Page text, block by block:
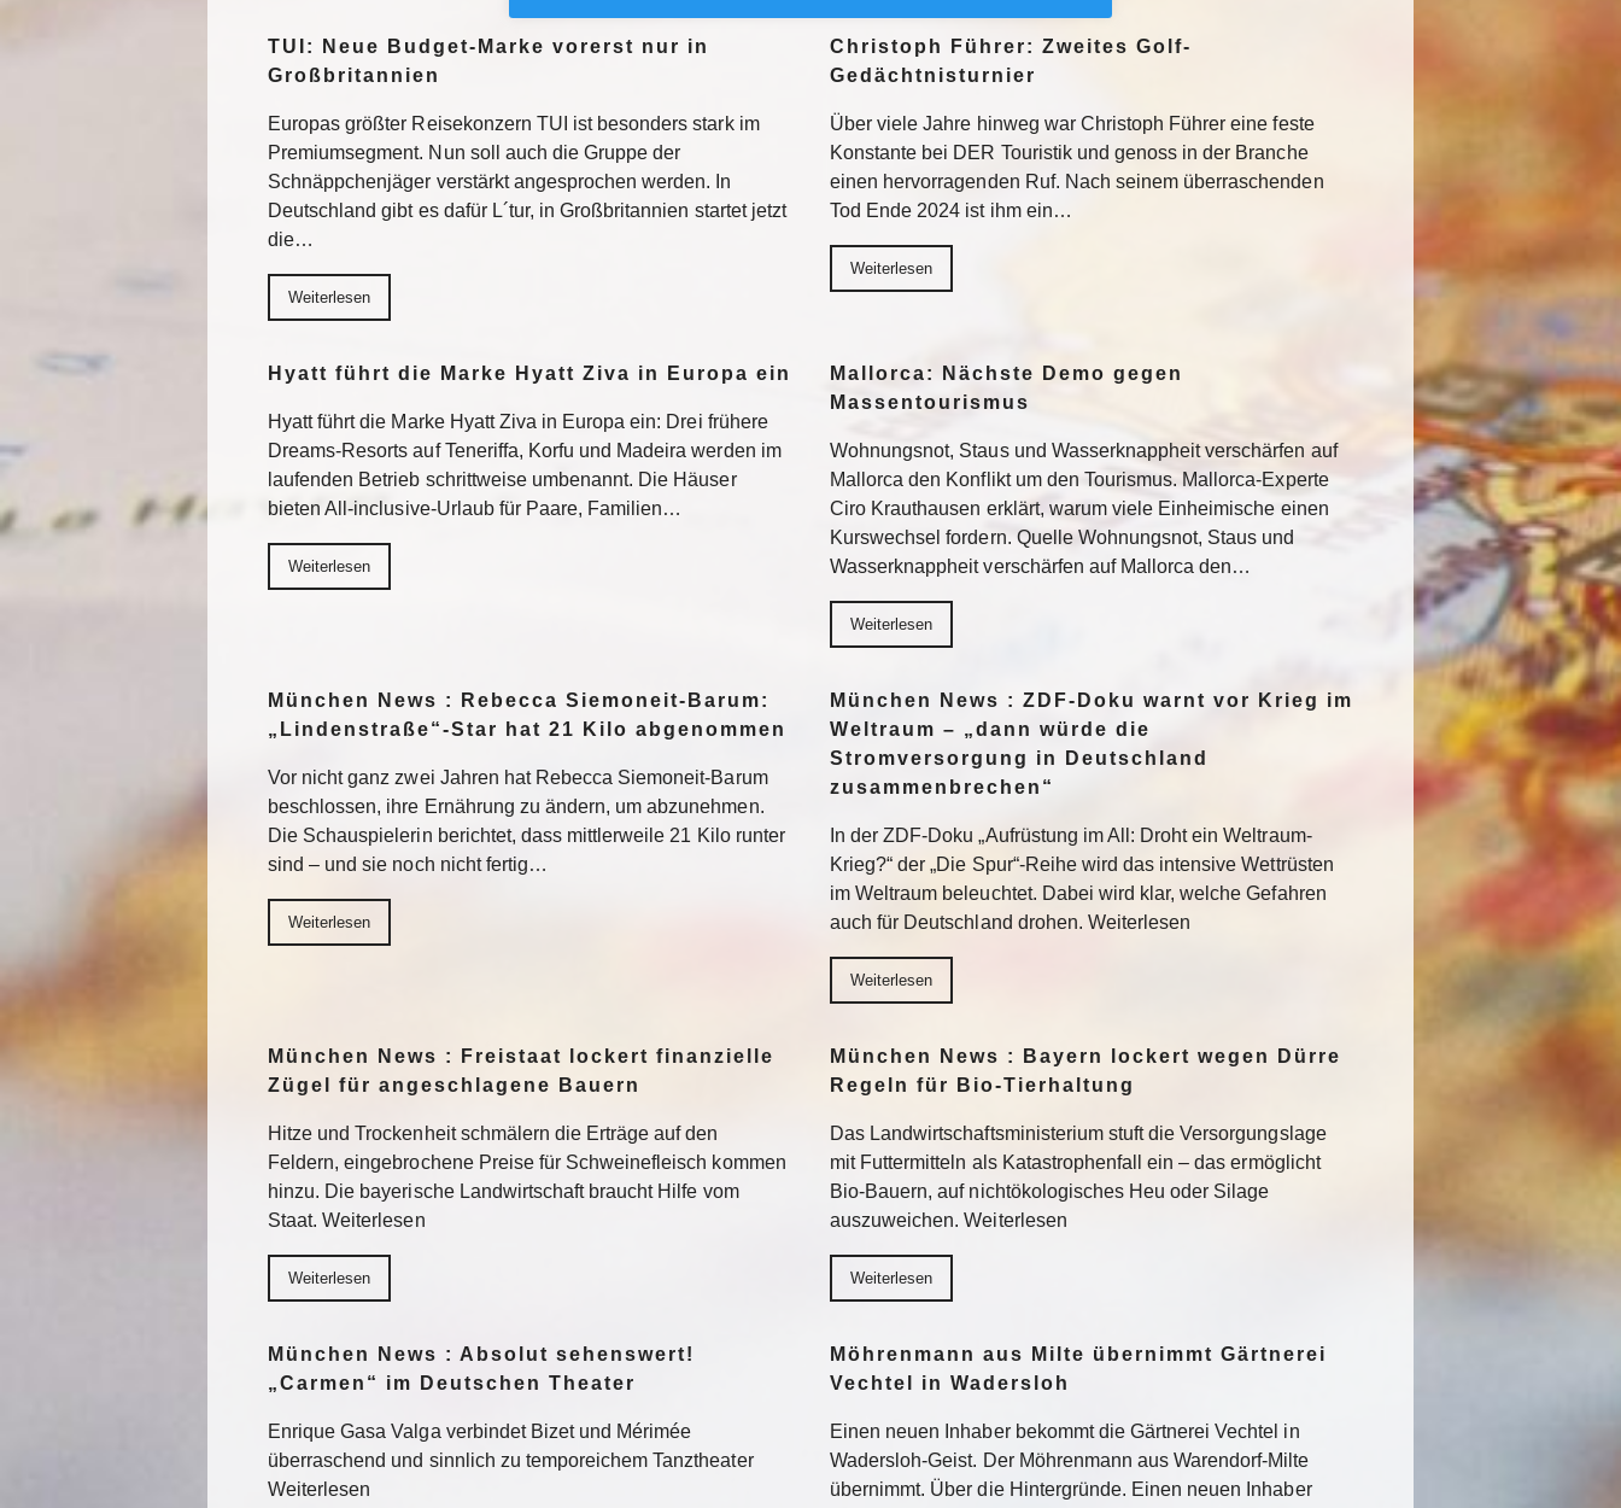
TUI: Neue Budget-Marke vorerst nur in
Großbritannien
Europas größter Reisekonzern TUI ist besonders stark im
Premiumsegment. Nun soll auch die Gruppe der
Schnäppchenjäger verstärkt angesprochen werden. In
Deutschland gibt es dafür L´tur, in Großbritannien startet jetzt
die…
Weiterlesen
Christoph Führer: Zweites Golf-
Gedächtnisturnier
Über viele Jahre hinweg war Christoph Führer eine feste
Konstante bei DER Touristik und genoss in der Branche
einen hervorragenden Ruf. Nach seinem überraschenden
Tod Ende 2024 ist ihm ein…
Weiterlesen
Hyatt führt die Marke Hyatt Ziva in Europa ein
Hyatt führt die Marke Hyatt Ziva in Europa ein: Drei frühere
Dreams-Resorts auf Teneriffa, Korfu und Madeira werden im
laufenden Betrieb schrittweise umbenannt. Die Häuser
bieten All-inclusive-Urlaub für Paare, Familien…
Weiterlesen
Mallorca: Nächste Demo gegen
Massentourismus
Wohnungsnot, Staus und Wasserknappheit verschärfen auf
Mallorca den Konflikt um den Tourismus. Mallorca-Experte
Ciro Krauthausen erklärt, warum viele Einheimische einen
Kurswechsel fordern. Quelle Wohnungsnot, Staus und
Wasserknappheit verschärfen auf Mallorca den…
Weiterlesen
München News : Rebecca Siemoneit-Barum:
„Lindenstraße“-Star hat 21 Kilo abgenommen
Vor nicht ganz zwei Jahren hat Rebecca Siemoneit-Barum
beschlossen, ihre Ernährung zu ändern, um abzunehmen.
Die Schauspielerin berichtet, dass mittlerweile 21 Kilo runter
sind – und sie noch nicht fertig…
Weiterlesen
München News : ZDF-Doku warnt vor Krieg im
Weltraum – „dann würde die
Stromversorgung in Deutschland
zusammenbrechen“
In der ZDF-Doku „Aufrüstung im All: Droht ein Weltraum-
Krieg?“ der „Die Spur“-Reihe wird das intensive Wettrüsten
im Weltraum beleuchtet. Dabei wird klar, welche Gefahren
auch für Deutschland drohen. Weiterlesen
Weiterlesen
München News : Freistaat lockert finanzielle
Zügel für angeschlagene Bauern
Hitze und Trockenheit schmälern die Erträge auf den
Feldern, eingebrochene Preise für Schweinefleisch kommen
hinzu. Die bayerische Landwirtschaft braucht Hilfe vom
Staat. Weiterlesen
Weiterlesen
München News : Bayern lockert wegen Dürre
Regeln für Bio-Tierhaltung
Das Landwirtschaftsministerium stuft die Versorgungslage
mit Futtermitteln als Katastrophenfall ein – das ermöglicht
Bio-Bauern, auf nichtökologisches Heu oder Silage
auszuweichen. Weiterlesen
Weiterlesen
München News : Absolut sehenswert!
„Carmen“ im Deutschen Theater
Enrique Gasa Valga verbindet Bizet und Mérimée
überraschend und sinnlich zu temporeichem Tanztheater
Weiterlesen
Möhrenmann aus Milte übernimmt Gärtnerei
Vechtel in Wadersloh
Einen neuen Inhaber bekommt die Gärtnerei Vechtel in
Wadersloh-Geist. Der Möhrenmann aus Warendorf-Milte
übernimmt. Über die Hintergründe. Einen neuen Inhaber